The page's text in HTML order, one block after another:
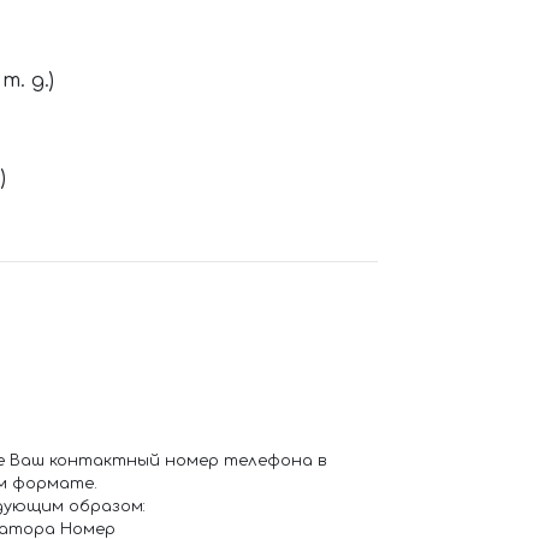
д.)
Ваш контактный номер телефона в
формате.
образом:
Номер